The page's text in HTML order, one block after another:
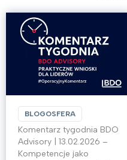
BLOGOSFERA
Komentarz tygodnia BDO
Advisory | 13.02.2026 –
Kompetencje jako